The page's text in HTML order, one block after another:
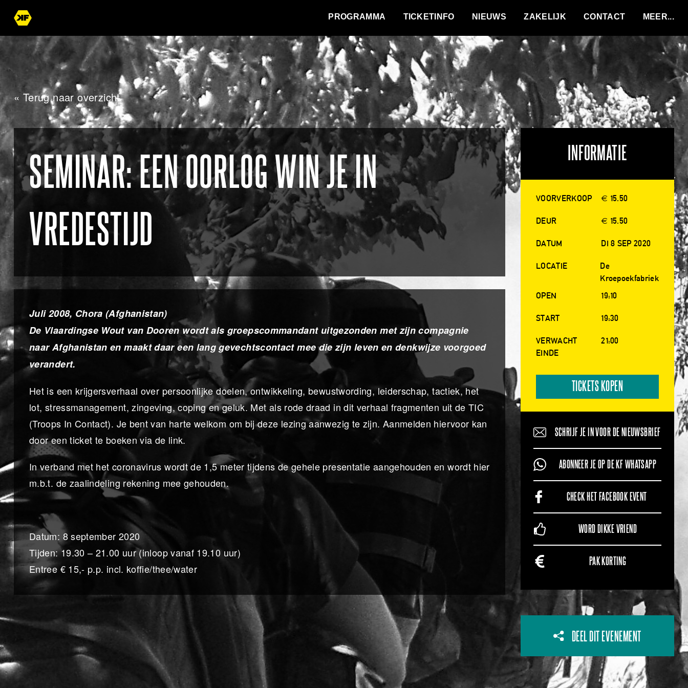
PROGRAMMA TICKETINFO NIEUWS ZAKELIJK CONTACT
« Terug naar overzicht
SEMINAR: EEN OORLOG WIN JE IN
VREDESTIJD
Juli 2008, Chora (Afghanistan)
De Vlaardingse Wout van Dooren wordt als groepscommandant uitgezonden met zijn compagnie
naar Afghanistan en maakt daar een lang gevechtscontact mee die zijn leven en denkwijze voorgoed
verandert.
Het is een krijgersverhaal over persoonlijke doelen, ontwikkeling, bewustwording, leiderschap, tactiek, het
lot, stressmanagement, zingeving, coping en geluk. Met als rode draad in dit verhaal fragmenten uit de TIC
(Troops In Contact). Je bent van harte welkom om bij deze lezing aanwezig te zijn. Aanmelden hiervoor kan
door een ticket te boeken via de link.
In verband met het coronavirus wordt de 1,5 meter tijdens de gehele presentatie aangehouden en wordt hier
m.b.t. de zaalindeling rekening mee gehouden.
Datum: 8 september 2020
Tijden: 19.30 – 21.00 uur (inloop vanaf 19.10 uur)
Entree € 15,- p.p. incl. koffie/thee/water
INFORMATIE
VOORVERKOOP € 15.50
DEUR € 15.50
DATUM DI 8 SEP 2020
LOCATIE
De
Kroepoekfabriek
OPEN
19:10
START 19:30
VERWACHT
EINDE
21:00
TICKETS KOPEN
SCHRIJF JE IN VOOR DE NIEUWSBRIEF
ABONNEER JE OP DE KF WHATSAPP
CHECK HET FACEBOOK EVENT
WORD DIKKE VRIEND
PAK KORTING
DEEL DIT EVENEMENT